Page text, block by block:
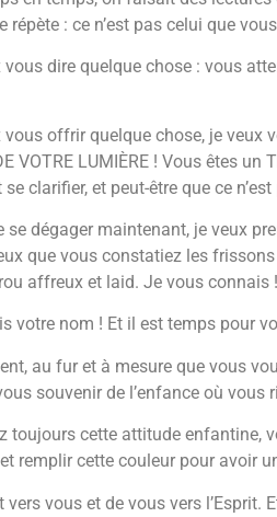
répète : ce n’est pas celui que
vous dire quelque chose : vous
vous offrir quelque chose, je veux
VOTRE LUMIÈRE ! Vous êtes
clarifier, et peut-être que ce
se dégager maintenant, je veux
que vous constatiez les
affreux et laid. Je vous connais !
votre nom ! Et il est temps pour
au fur et à mesure que vous
souvenir de l’enfance où
toujours cette attitude enfantine,
remplir cette couleur pour avoir
vers vous et de vous vers